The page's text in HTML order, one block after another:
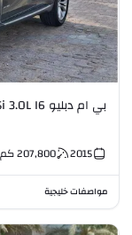
بي ام دبليو X6 XDRIVE 35i 3.0L I6
2015
207,800كم
مواصفات خليجية